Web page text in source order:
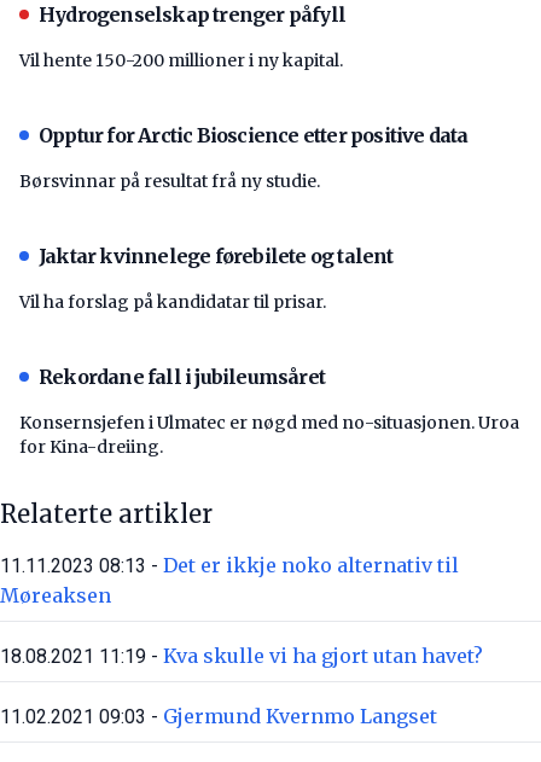
Hydrogenselskap trenger påfyll
Vil hente 150-200 millioner i ny kapital.
Opptur for Arctic Bioscience etter positive data
Børsvinnar på resultat frå ny studie.
Jaktar kvinnelege førebilete og talent
Vil ha forslag på kandidatar til prisar.
Rekordane fall i jubileumsåret
Konsernsjefen i Ulmatec er nøgd med no-situasjonen. Uroa
for Kina-dreiing.
Relaterte artikler
11.11.2023 08:13 - Det er ikkje noko alternativ til
Møreaksen
18.08.2021 11:19 - Kva skulle vi ha gjort utan havet?
11.02.2021 09:03 - Gjermund Kvernmo Langset